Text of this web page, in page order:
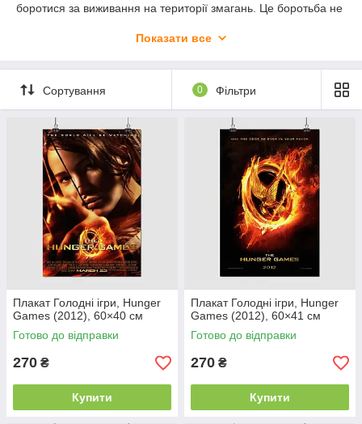
боротися за виживання на території змагань. Це боротьба не
Головну роль зіграла Дженніфер Лоуренс, а також у фільмі
та інші. Режисери - Гарі Росс (перший фільм), Френсіс
Лоуренс (інші фільми).
Показати все
Сортування 0 Фільтри
Плакат Голодні ігри, Hunger
Games (2012), 60×40 см
Готово до відправки
270 ₴
Купити
Плакат Голодні ігри, Hunger
Games (2012), 60×41 см
Готово до відправки
270 ₴
Купити